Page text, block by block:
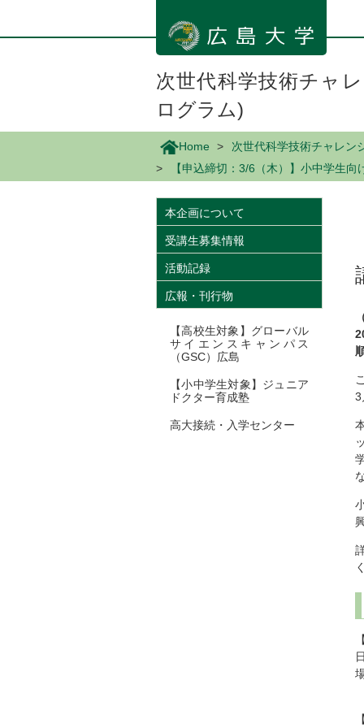
ン
動
次世代科学技術チャ
ログラム)
Home
次世代科学技術チャレン
【申込締切：3/6（木）】小中学生
3
本企画について
受講生募集情報
活動記録
広報・刊行物
【高校生対象】グローバル
サイエンスキャンパス
（GSC）広島
【小中学生対象】ジュニア
ドクター育成塾
高大接続・入学センター